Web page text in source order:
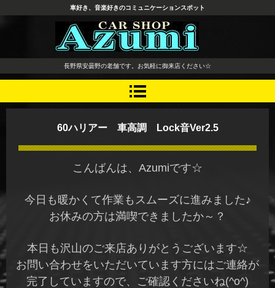
長野県 安曇野市 タイヤ ホ
イール デッドニング カーオ
ーディオ レカロシート
車好き、音楽好きのコミュニケーションスポット
長野県安曇野の老舗です。お気軽に御来店ください☆
60ハリアー 車高調 Lock音Ver2.5
こんばんは、Azumiです☆
今日も暖かくて作業もスムーズに進みました♪
お休みの方は満喫できましたか～？
本日も沢山のご来店ありがとうございます☆
お問い合わせをいただいています方にはご連絡が
完了していますので、ご確認くださいね(^o^)